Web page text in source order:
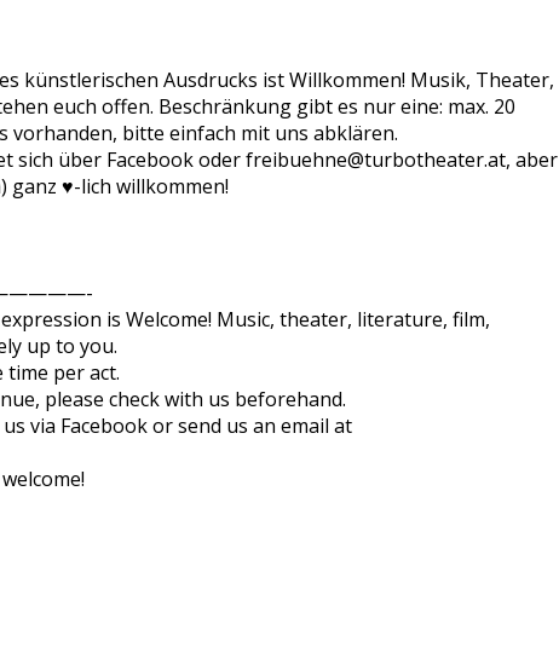
künstlerischen Ausdrucks ist Willkommen! Musik, Theater,
euch offen. Beschränkung gibt es nur eine: max. 20
bitte einfach mit uns abklären.
sich über Facebook oder freibuehne@turbotheater.at, aber
ganz ♥-lich willkommen!
is Welcome! Music, theater, literature, film,
up to you.
time per act.
please check with us beforehand.
via Facebook or send us an email at